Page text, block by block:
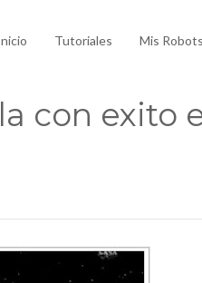
Tutoriales Mis Robots
con exito